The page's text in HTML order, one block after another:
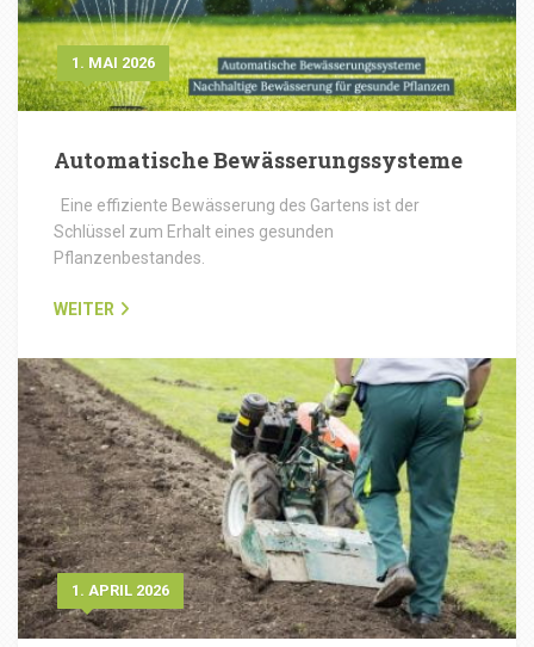
1. MAI 2026
Automatische Bewässerungssysteme
Eine effiziente Bewässerung des Gartens ist der
Schlüssel zum Erhalt eines gesunden
Pflanzenbestandes.
WEITER
1. APRIL 2026